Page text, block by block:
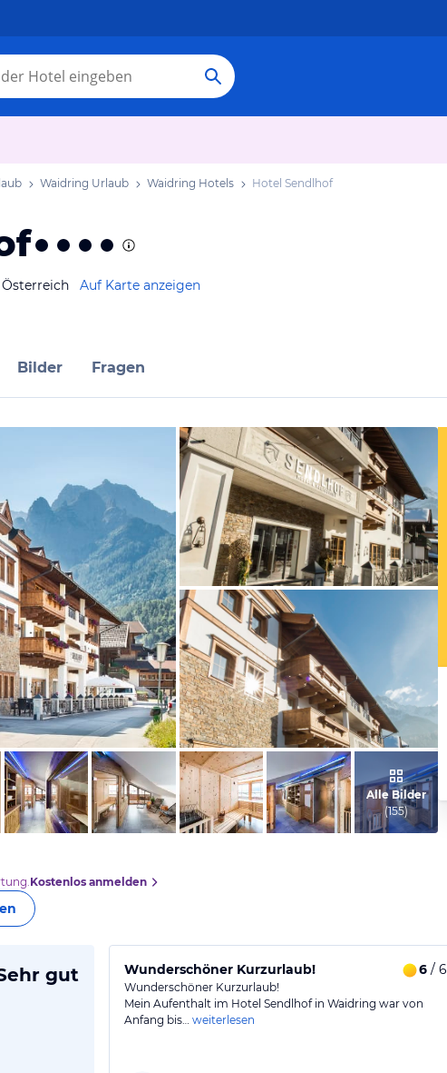
Waidring Urlaub Waidring Hotels Hotel Sendlhof
Auf Karte anzeigen
Bilder Fragen
vom Hotelier, Januar 2018
vom Hotelier, Januar 2018
Alle Bilder
(155)
Kostenlos anmelden
gut Wunderschöner Kurzurlaub! 6/ 6
Wunderschöner Kurzurlaub!
Mein Aufenthalt im Hotel Sendlhof in Waidring war von
Anfang bis… weiterlesen